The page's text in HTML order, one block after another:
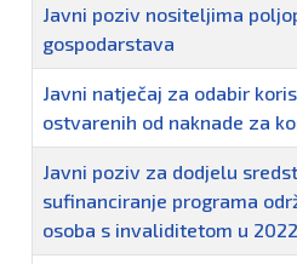
Javni poziv nositeljima
gospodarstava
Javni natječaj za odabir
ostvarenih od naknade za
Javni poziv za dodjelu
sufinanciranje programa
osoba s invaliditetom u